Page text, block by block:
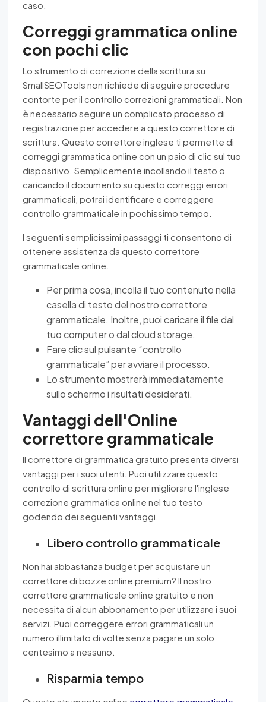
caso.
Correggi grammatica online
con pochi clic
Lo strumento di correzione della scrittura su
SmallSEOTools non richiede di seguire procedure
contorte per il controllo correzioni grammaticali. Non
è necessario seguire un complicato processo di
registrazione per accedere a questo correttore di
scrittura. Questo correttore inglese ti permette di
correggi grammatica online con un paio di clic sul tuo
dispositivo. Semplicemente incollando il testo o
caricando il documento su questo correggi errori
grammaticali, potrai identificare e correggere
controllo grammaticale in pochissimo tempo.
I seguenti semplicissimi passaggi ti consentono di
ottenere assistenza da questo correttore
grammaticale online.
Per prima cosa, incolla il tuo contenuto nella
casella di testo del nostro correttore
grammaticale. Inoltre, puoi caricare il file dal
tuo computer o dal cloud storage.
Fare clic sul pulsante “controllo
grammaticale” per avviare il processo.
Lo strumento mostrerà immediatamente
sullo schermo i risultati desiderati.
Vantaggi dell'Online
correttore grammaticale
Il correttore di grammatica gratuito presenta diversi
vantaggi per i suoi utenti. Puoi utilizzare questo
controllo di scrittura online per migliorare l'inglese
correzione grammatica online nel tuo testo
godendo dei seguenti vantaggi.
Libero controllo grammaticale
Non hai abbastanza budget per acquistare un
correttore di bozze online premium? Il nostro
correttore grammaticale online gratuito e non
necessita di alcun abbonamento per utilizzare i suoi
servizi. Puoi correggere errori grammaticali un
numero illimitato di volte senza pagare un solo
centesimo a nessuno.
Risparmia tempo